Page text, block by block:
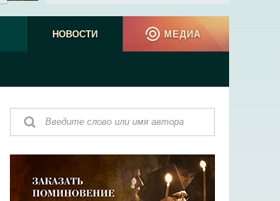
НОВОСТИ МЕДИА